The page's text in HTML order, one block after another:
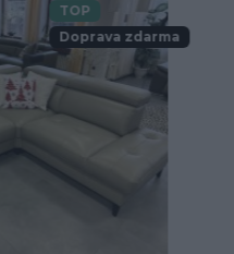
TOP
Doprava zdarma